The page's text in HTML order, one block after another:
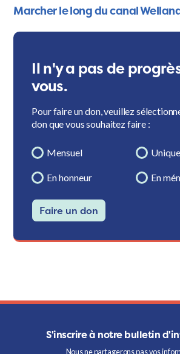
Marcher le long du canal
Il n'y a pas de
vous.
Pour faire un don, veuillez
don que vous souhaitez faire :
Mensuel Unique
En honneur En
Faire un don
S'inscrire à notre bulletin
Nous ne partagerons pas vos